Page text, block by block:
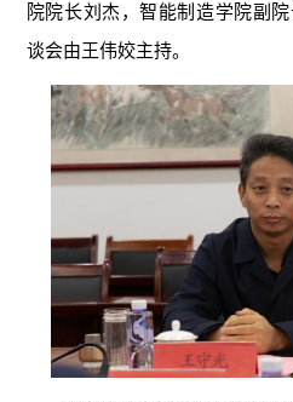
院院长刘杰，智能制造学院副
谈会由王伟姣主持。